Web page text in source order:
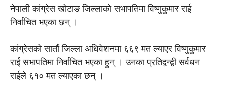
नेपाली कांग्रेस खोटाङ जिल्लाकाे सभापतिमा विष्णुकुमार राई
निर्वाचित भएका छन् ।
कांग्रेसकाे सातौं जिल्ला अधिवेशनमा ६६९ मत ल्याएर विष्णुकुमार
राई सभापतिमा निर्वाचित भएका हुन् । उनका प्रतिद्वन्द्वी सर्वधन
राईले ६१० मत ल्याएका छन् ।